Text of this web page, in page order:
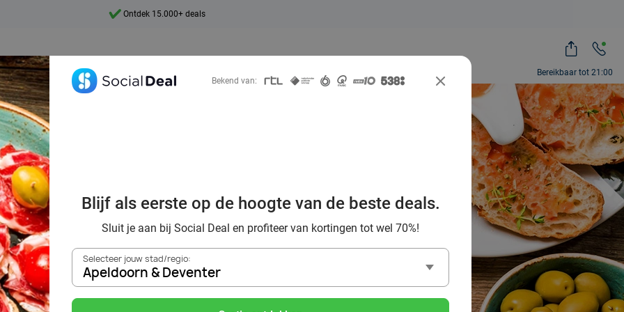
Bereikbaar tot 21:00
Ontdek 15.000+ deals
voordelig de beste
in Apeldoorn &
en omgeving
Bekend van:
Blijf als eerste op de hoogte van de beste deals.
Sluit je aan bij Social Deal en profiteer van kortingen tot wel 70%!
Selecteer jouw stad/regio:
Apeldoorn & Deventer